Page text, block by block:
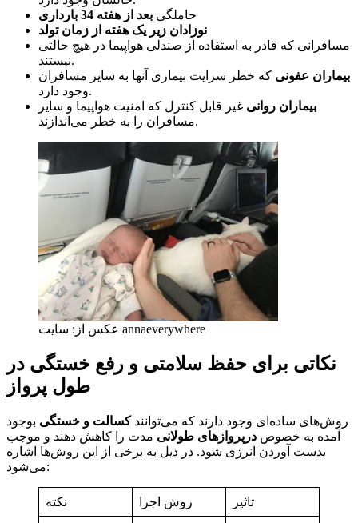
حاملگی بعد از هفته 34 بارداری
نوزادان زیر یک هفته از زمان تولد
مسافرانی که قادر به استفاده از صندلی هواپیما در هیچ حالتی
نیستند.
بیماران عفونی که خطر سرایت بیماری آنها به سایر مسافران
وجود دارد.
بیماران روانی غیر قابل کنترل که امنیت هواپیما و سایر
مسافران را به خطر می‌اندازند.
عکس از: سایت annaeverywhere
نکاتی برای حفظ سلامتی و رفع خستگی در
طول پرواز
روش‌های ساده‌ای وجود دارند که می‌توانند کسالت و خستگی بوجود
آمده به خصوص درپروازهای طولانی مدت را کاهش دهند و موجب
بدست آوردن انرژی شود. در ذیل به برخی از این روش‌ها اشاره
می‌شود:
نکته روش اجرا تاثیر